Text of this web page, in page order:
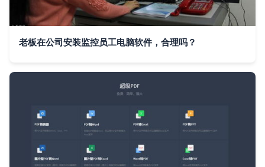
老板在公司安装监控员工电脑软件，合理吗？